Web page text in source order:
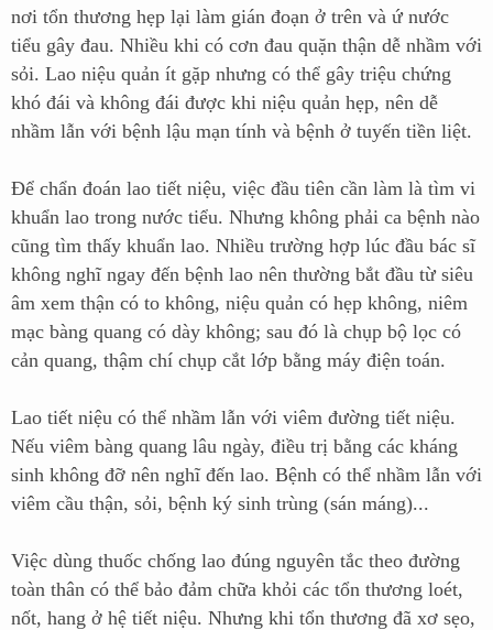
nơi tổn thương hẹp lại làm gián đoạn ở trên và ứ nước
tiểu gây đau. Nhiều khi có cơn đau quặn thận dễ nhầm với
sỏi. Lao niệu quản ít gặp nhưng có thể gây triệu chứng
khó đái và không đái được khi niệu quản hẹp, nên dễ
nhầm lẫn với bệnh lậu mạn tính và bệnh ở tuyến tiền liệt.
Để chẩn đoán lao tiết niệu, việc đầu tiên cần làm là tìm vi
khuẩn lao trong nước tiểu. Nhưng không phải ca bệnh nào
cũng tìm thấy khuẩn lao. Nhiều trường hợp lúc đầu bác sĩ
không nghĩ ngay đến bệnh lao nên thường bắt đầu từ siêu
âm xem thận có to không, niệu quản có hẹp không, niêm
mạc bàng quang có dày không; sau đó là chụp bộ lọc có
cản quang, thậm chí chụp cắt lớp bằng máy điện toán.
Lao tiết niệu có thể nhầm lẫn với viêm đường tiết niệu.
Nếu viêm bàng quang lâu ngày, điều trị bằng các kháng
sinh không đỡ nên nghĩ đến lao. Bệnh có thể nhầm lẫn với
viêm cầu thận, sỏi, bệnh ký sinh trùng (sán máng)...
Việc dùng thuốc chống lao đúng nguyên tắc theo đường
toàn thân có thể bảo đảm chữa khỏi các tổn thương loét,
nốt, hang ở hệ tiết niệu. Nhưng khi tổn thương đã xơ sẹo,